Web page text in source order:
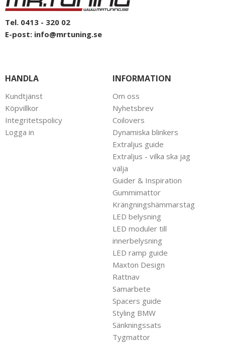
Tel. 0413 - 320 02
E-post: info@mrtuning.se
HANDLA
Kundtjänst
Köpvillkor
Integritetspolicy
Logga in
INFORMATION
Om oss
Nyhetsbrev
Coilovers
Dynamiska blinkers
Extraljus guide
Extraljus - vilka ska jag
välja
Guider & Inspiration
Gummimattor
Krängningshämmarstag
LED belysning
LED moduler till
innerbelysning
LED ramp guide
Maxton Design
Rattnav
Samarbete
Spacers guide
Styling BMW
Sänkningssats
Tygmattor